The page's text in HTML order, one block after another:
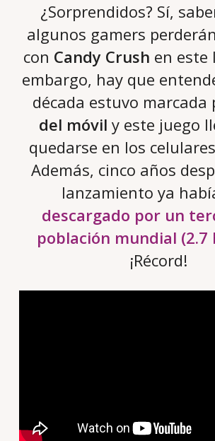
¿Sorprendidos? Sí,
algunos gamers
con Candy Crush en este
embargo, hay que
década estuvo marcada
del móvil y este juego
quedarse en los
Además, cinco años
lanzamiento ya
descargado por un
población mundial (2.7
¡Récord!